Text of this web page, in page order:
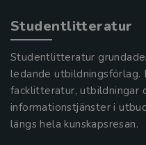
Studentlitteratur
Studentlitteratur
ledande utbildningsförlag.
facklitteratur, utbildningar
informationstjänster i
längs hela kunskapsresan.